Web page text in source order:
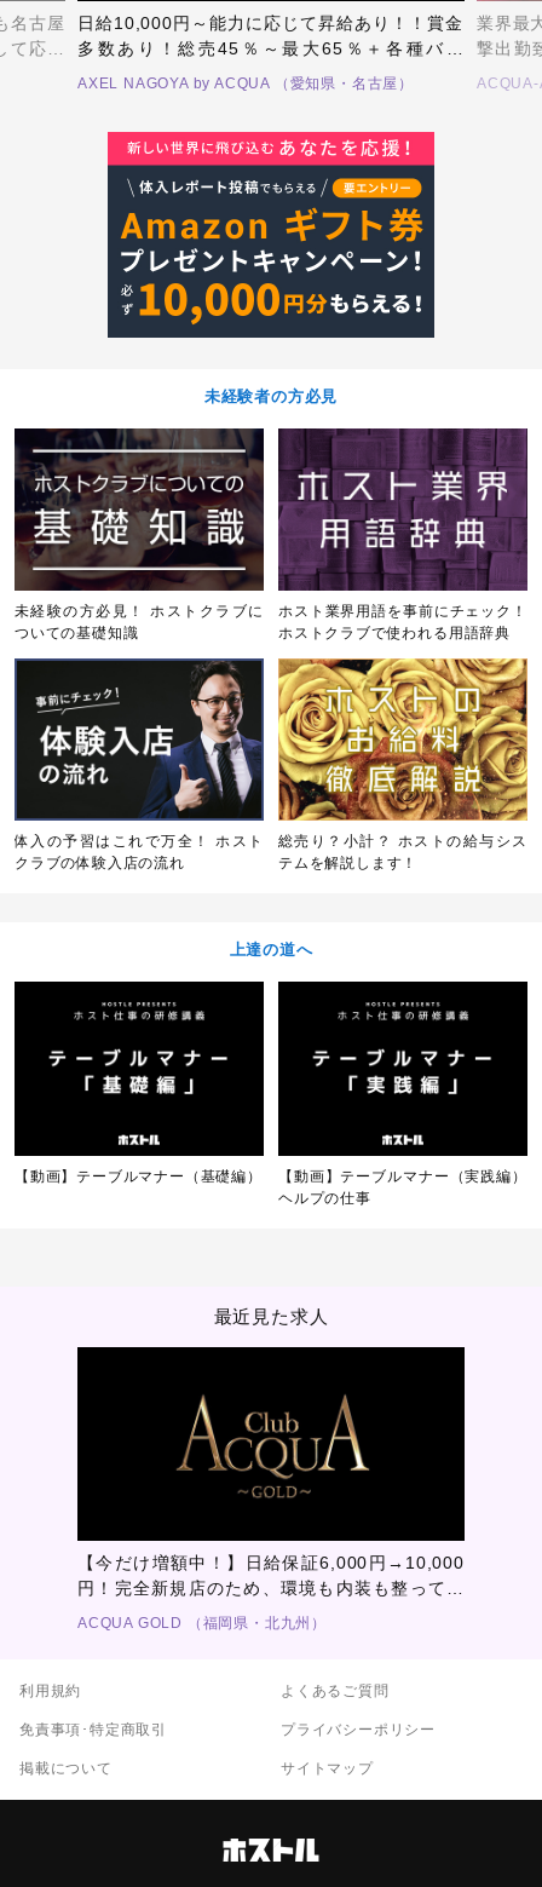
名古屋
応募
日給10,000円～能力に応じて昇給あり！！賞金
多数あり！総売45％～最大65％＋各種バッ
ク！！ヤル気のある未経験者大歓迎です！お酒
AXEL NAGOYA by ACQUA （愛知県・名古屋）
業界最
撃出勤
なん
未経験者の方必見
未経験の方必見！ ホストクラブに
ついての基礎知識
ホスト業界用語を事前にチェック！
ホストクラブで使われる用語辞典
体入の予習はこれで万全！ ホスト
クラブの体験入店の流れ
総売り？小計？ ホストの給与シス
テムを解説します！
上達の道へ
【動画】テーブルマナー（基礎編）
【動画】テーブルマナー（実践編）
ヘルプの仕事
最近見た求人
【今だけ増額中！】日給保証6,000円→10,000
円！完全新規店のため、環境も内装も整ってい
ます！ACQUA GOLDで「黄金の夢」をつかみ
ACQUA GOLD （福岡県・北九州）
利用規約 よくあるご質問
免責事項･特定商取引 プライバシーポリシー
掲載について サイトマップ